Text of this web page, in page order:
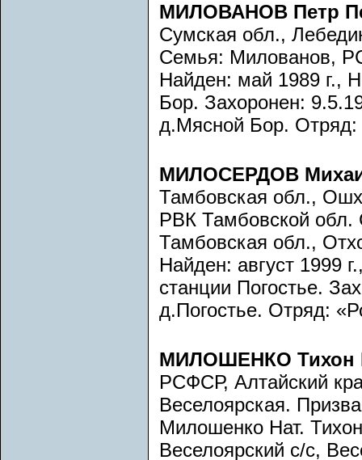
МИЛОВАНОВ Петр
Сумская обл.,
Семья: Милованов,
Найден: май 1989 г.,
Бор. Захоронен:
д.Мясной Бор. Отряд:
МИЛОСЕРДОВ
Тамбовская обл.,
РВК Тамбовской
Тамбовская обл.,
Найден: август 1999
станции Погостье.
д.Погостье. Отряд:
МИЛОШЕНКО Тихон
РСФСР, Алтайский
Веселоярская.
Милошенко Нат.
Веселоярский с/с,